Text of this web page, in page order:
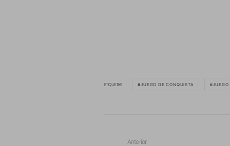
ETIQUETAS JUEGO DE CONQUISTA JUEGO
Anterior